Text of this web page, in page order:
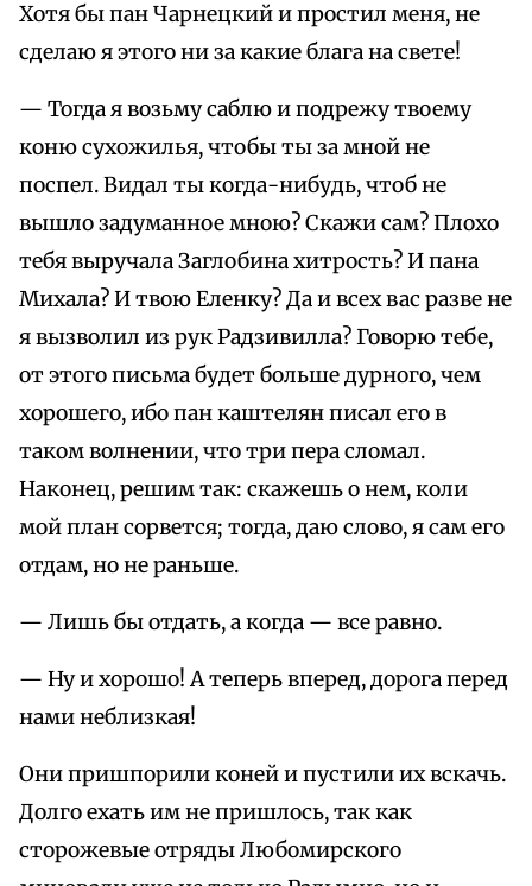
Хотя бы пан Чарнецкий и простил меня, не
сделаю я этого ни за какие блага на свете!
— Тогда я возьму саблю и подрежу твоему
коню сухожилья, чтобы ты за мной не
поспел. Видал ты когда-нибудь, чтоб не
вышло задуманное мною? Скажи сам? Плохо
тебя выручала Заглобина хитрость? И пана
Михала? И твою Еленку? Да и всех вас разве не
я вызволил из рук Радзивилла? Говорю тебе,
от этого письма будет больше дурного, чем
хорошего, ибо пан каштелян писал его в
таком волнении, что три пера сломал.
Наконец, решим так: скажешь о нем, коли
мой план сорвется; тогда, даю слово, я сам его
отдам, но не раньше.
— Лишь бы отдать, а когда — все равно.
— Ну и хорошо! А теперь вперед, дорога перед
нами неблизкая!
Они пришпорили коней и пустили их вскачь.
Долго ехать им не пришлось, так как
сторожевые отряды Любомирского